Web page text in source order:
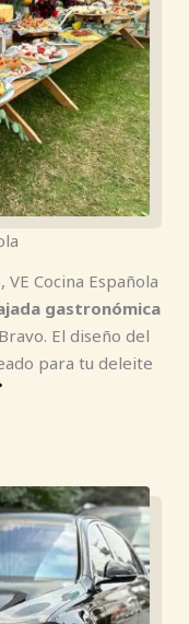
Cocina Española
gastronómica
El diseño del
para tu deleite